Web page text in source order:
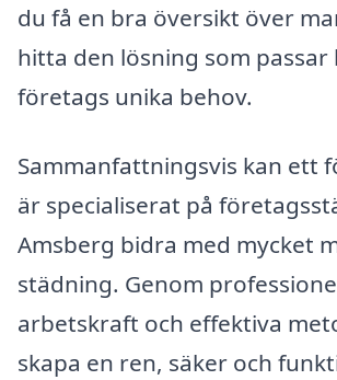
du få en bra översikt över
hitta den lösning som
företags unika behov.
Sammanfattningsvis kan ett
är specialiserat på
Amsberg bidra med mycket
städning. Genom
arbetskraft och effektiva
skapa en ren, säker och